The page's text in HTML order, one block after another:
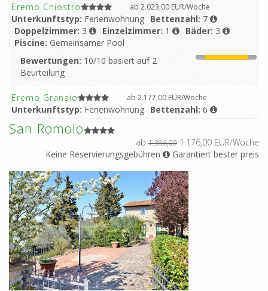
Eremo Chiostro ab 2.023,00 EUR/Woche
Unterkunftstyp: Ferienwohnung Bettenzahl: 7
Doppelzimmer: 3 Einzelzimmer: 1 Bäder: 3
Piscine: Gemeinsamer Pool
Bewertungen: 10/10 basiert auf 2
Beurteilung
Eremo Granaio ab 2.177,00 EUR/Woche
Unterkunftstyp: Ferienwohnung Bettenzahl: 6
Piscine:Gemeinsamer Pool
Eremo Magnolia ab 2.177,00 EUR/Woche
Unterkunftstyp:Ferienwohnung Bettenzahl:
Doppelzimmer:2 Einzelzimmer:1 Bäder:
Piscine:Gemeinsamer Pool
San Romolo
ab 1.386,00 1.176,00 EUR/Woche
Keine Reservierungsgebühren
Garantiert bester preis